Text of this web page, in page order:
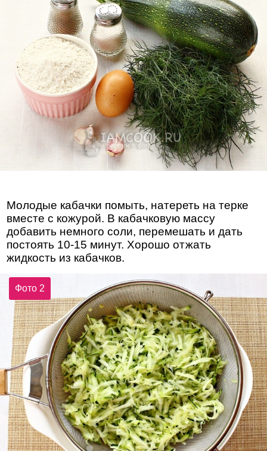
Молодые кабачки помыть, натереть на терке
вместе с кожурой. В кабачковую массу
добавить немного соли, перемешать и дать
постоять 10-15 минут. Хорошо отжать
жидкость из кабачков.
Фото 2